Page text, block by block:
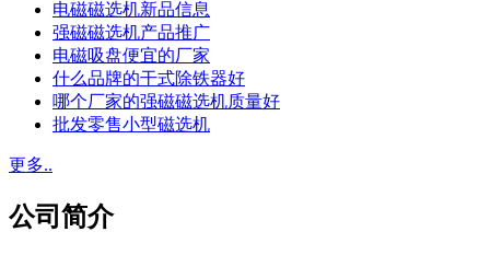
电磁磁选机新品信息
强磁磁选机产品推广
电磁吸盘便宜的厂家
什么品牌的干式除铁器好
哪个厂家的强磁磁选机质量好
批发零售小型磁选机
更多..
公司简介